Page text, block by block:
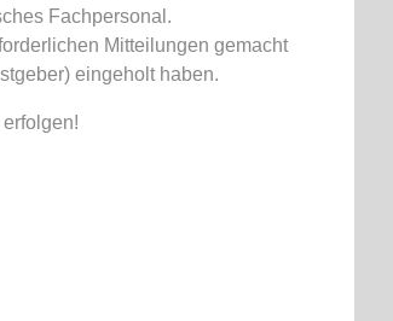
Fachpersonal.
Mitteilungen gemacht
eingeholt haben.